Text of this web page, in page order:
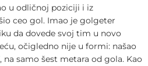
u odličnoj poziciji i iz
ceo gol. Imao je golgeter
da dovede svoj tim u novo
očigledno nije u formi: našao
na samo šest metara od gola. Kao